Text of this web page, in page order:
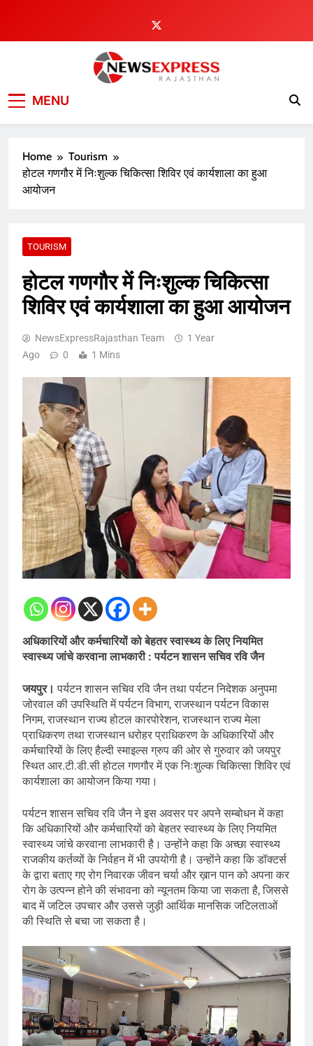
content
MENU
Home
Tourism
होटल गणगौर में निःशुल्क चिकित्सा शिविर एवं कार्यशाला का हुआ
आयोजन
TOURISM
होटल गणगौर में निःशुल्क चिकित्सा
शिविर एवं कार्यशाला का हुआ आयोजन
NewsExpressRajasthan Team
1 Year
Ago
0 1 Mins
अधिकारियों और कर्मचारियों को बेहतर स्वास्थ्य के लिए नियमित
स्वास्थ्य जांचे करवाना लाभकारी : पर्यटन शासन सचिव रवि जैन
जयपुर।पर्यटन शासन सचिव रवि जैन तथा पर्यटन निदेशक अनुपमा
जोरवाल की उपस्थिति में पर्यटन विभाग, राजस्थान पर्यटन विकास
निगम, राजस्थान राज्य होटल कारपोरेशन, राजस्थान राज्य मेला
प्राधिकरण तथा राजस्थान धरोहर प्राधिकरण के अधिकारियों और
कर्मचारियों के लिए हैल्दी स्माइल्स ग्रुप की ओर से गुरुवार को जयपुर
स्थित आर.टी.डी.सी होटल गणगौर में एक निःशुल्क चिकित्सा शिविर एवं
कार्यशाला का आयोजन किया गया।
पर्यटन शासन सचिव रवि जैन ने इस अवसर पर अपने सम्बोधन में कहा
कि अधिकारियों और कर्मचारियों को बेहतर स्वास्थ्य के लिए नियमित
स्वास्थ्य जांचे करवाना लाभकारी है। उन्होंने कहा कि अच्छा स्वास्थ्य
राजकीय कर्तव्यों के निर्वहन में भी उपयोगी है। उन्होंने कहा कि डॉक्टर्स
के द्वारा बताए गए रोग निवारक जीवन चर्या और ख़ान पान को अपना कर
रोग के उत्पन्न होने की संभावना को न्यूनतम किया जा सकता है, जिससे
बाद में जटिल उपचार और उससे जुड़ी आर्थिक मानसिक जटिलताओं
की स्थिति से बचा जा सकता है।